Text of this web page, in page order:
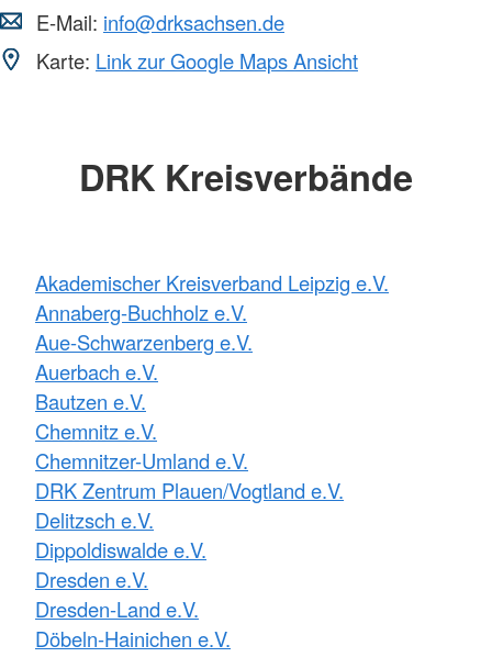
E-Mail: info@drksachsen.de
Karte: Link zur Google Maps Ansicht
DRK Kreisverbände
Akademischer Kreisverband Leipzig e.V.
Annaberg-Buchholz e.V.
Aue-Schwarzenberg e.V.
Auerbach e.V.
Bautzen e.V.
Chemnitz e.V.
Chemnitzer-Umland e.V.
DRK Zentrum Plauen/Vogtland e.V.
Delitzsch e.V.
Dippoldiswalde e.V.
Dresden e.V.
Dresden-Land e.V.
Döbeln-Hainichen e.V.